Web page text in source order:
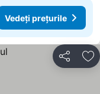
Vedeți prețurile
Distribuiți